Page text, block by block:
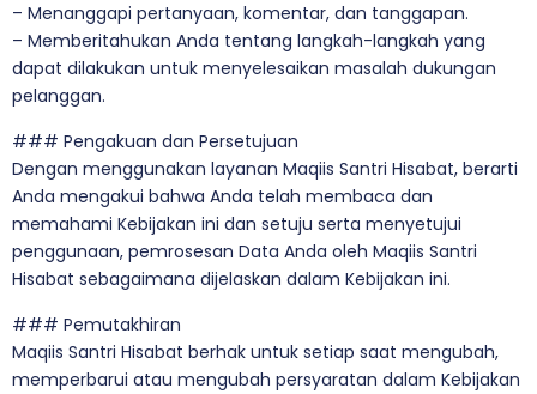
– Menanggapi pertanyaan, komentar, dan tanggapan.
– Memberitahukan Anda tentang langkah-langkah yang
dapat dilakukan untuk menyelesaikan masalah dukungan
pelanggan.
### Pengakuan dan Persetujuan
Dengan menggunakan layanan Maqiis Santri Hisabat, berarti
Anda mengakui bahwa Anda telah membaca dan
memahami Kebijakan ini dan setuju serta menyetujui
penggunaan, pemrosesan Data Anda oleh Maqiis Santri
Hisabat sebagaimana dijelaskan dalam Kebijakan ini.
### Pemutakhiran
Maqiis Santri Hisabat berhak untuk setiap saat mengubah,
memperbarui atau mengubah persyaratan dalam Kebijakan